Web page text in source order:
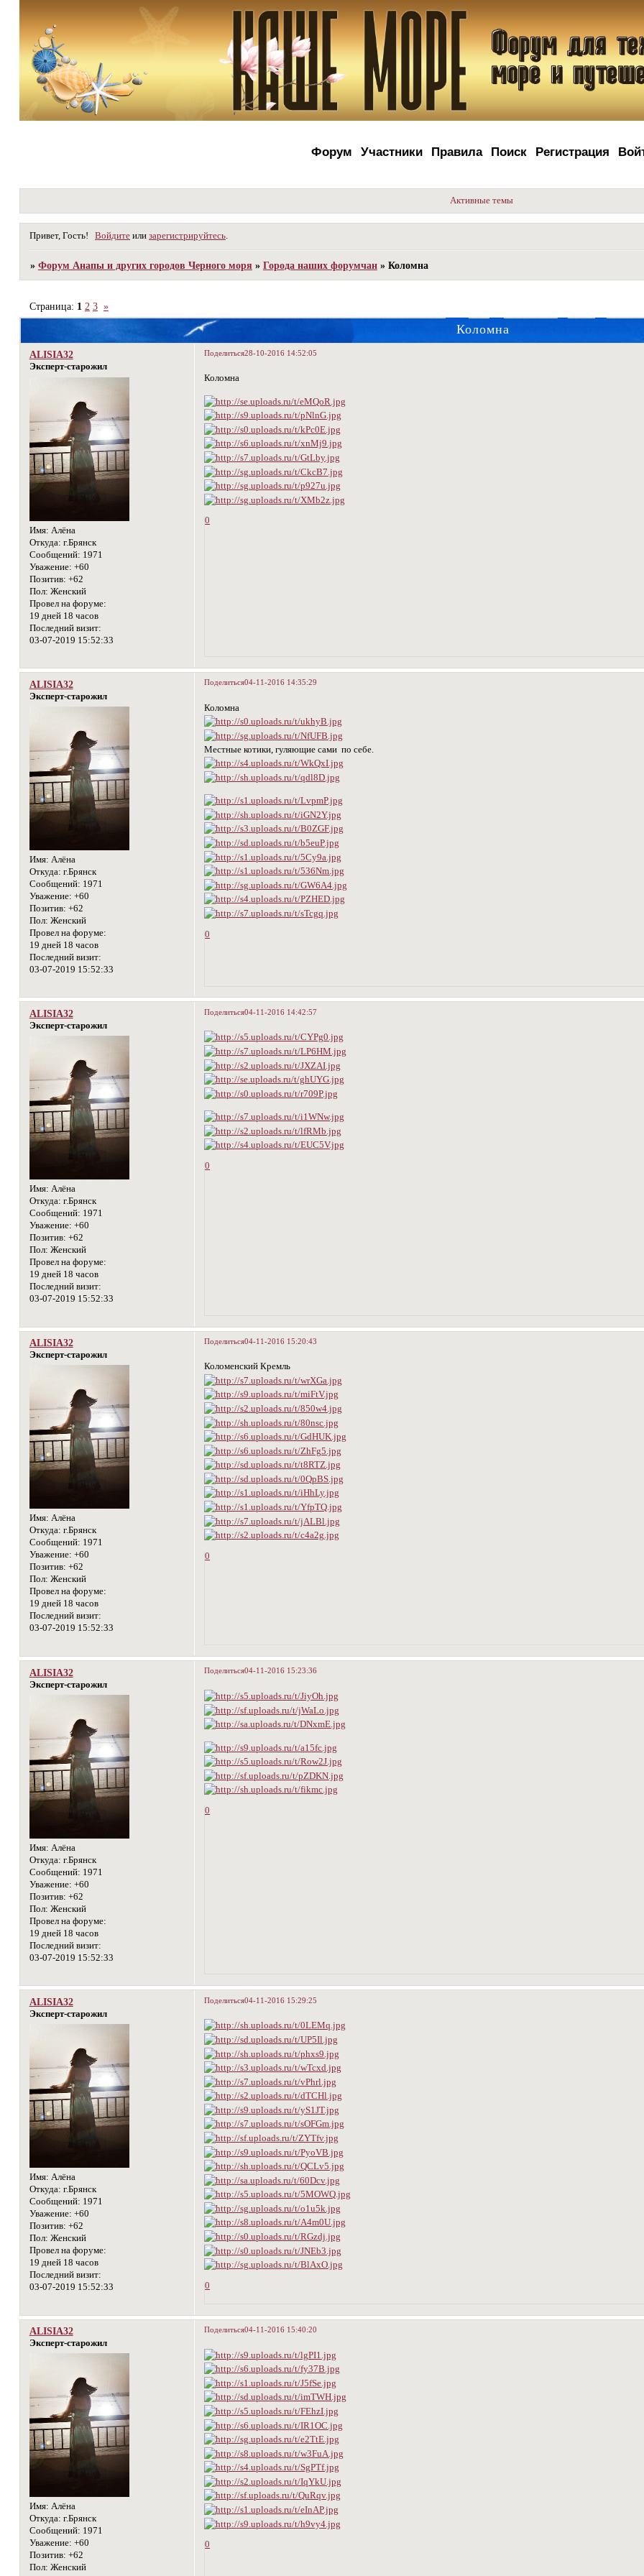
Форум Участники Правила Поиск Регистрация
Активные темы
Привет, Гость! Войдите или зарегистрируйтесь
» Форум Анапы и других городов Черного моря » Города наших форумчан » Коломна
Коломна
Страница: 1 2 3 »
Поделиться28-10-2016 14:52:05
ALISIA32
Эксперт-старожил
Имя: Алёна
Откуда: г.Брянск
Сообщений: 1971
Уважение: +60
Позитив: +62
Пол: Женский
Провел на форуме:
19 дней 18 часов
Последний визит:
03-07-2019 15:52:33
Коломна
0
Поделиться04-11-2016 14:35:29
ALISIA32
Эксперт-старожил
Имя: Алёна
Откуда: г.Брянск
Сообщений: 1971
Уважение: +60
Позитив: +62
Пол: Женский
Провел на форуме:
19 дней 18 часов
Последний визит:
03-07-2019 15:52:33
Коломна
Местные котики, гуляющие сами по себе.
0
Поделиться04-11-2016 14:42:57
ALISIA32
Эксперт-старожил
Имя: Алёна
Откуда: г.Брянск
Сообщений: 1971
Уважение: +60
Позитив: +62
Пол: Женский
Провел на форуме:
19 дней 18 часов
Последний визит:
03-07-2019 15:52:33
0
Поделиться04-11-2016 15:20:43
ALISIA32
Эксперт-старожил
Имя: Алёна
Откуда: г.Брянск
Сообщений: 1971
Уважение: +60
Позитив: +62
Пол: Женский
Провел на форуме:
19 дней 18 часов
Последний визит:
03-07-2019 15:52:33
Коломенский Кремль
0
Поделиться04-11-2016 15:23:36
ALISIA32
Эксперт-старожил
Имя: Алёна
Откуда: г.Брянск
Сообщений: 1971
Уважение: +60
Позитив: +62
Пол: Женский
Провел на форуме:
19 дней 18 часов
Последний визит:
03-07-2019 15:52:33
0
Поделиться04-11-2016 15:29:25
ALISIA32
Эксперт-старожил
Имя: Алёна
Откуда: г.Брянск
Сообщений: 1971
Уважение: +60
Позитив: +62
Пол: Женский
Провел на форуме:
19 дней 18 часов
Последний визит:
03-07-2019 15:52:33
0
Поделиться04-11-2016 15:40:20
ALISIA32
Эксперт-старожил
Имя: Алёна
Откуда: г.Брянск
Сообщений: 1971
Уважение: +60
Позитив: +62
Пол: Женский
0